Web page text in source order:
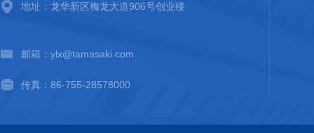
地址：龙华新区梅龙大道906号创业楼
邮箱：ylx@tamasaki.com
传真：86-755-28578000